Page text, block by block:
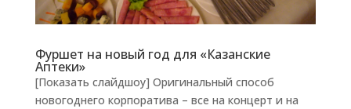
Фуршет на новый год для «Казанские
Аптеки»
[Показать слайдшоу] Оригинальный способ
новогоднего корпоратива – все на концерт и на